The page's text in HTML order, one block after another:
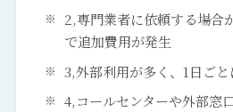
2,専門業者に依頼する場合
で追加費用が発生
3,外部利用が多く、1日ご
4,コールセンターや外部窓